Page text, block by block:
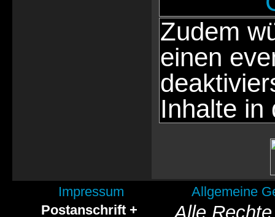
Zudem
einen
Inhalte in
Impressum
Allgemeine
Postanschrift +
Alle